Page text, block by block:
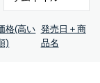
格(高い
)
発売日＋商
品名